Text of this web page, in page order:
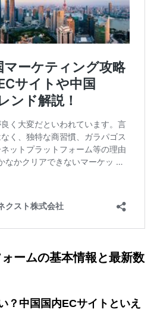
ームの基本情報と最新数
？中国国内ECサイトといえ